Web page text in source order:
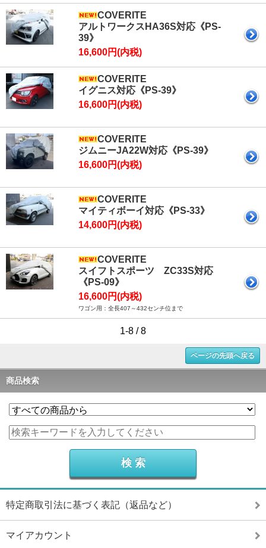
COVERITE
アルトワークスHA36S対応《PS-
39》
16,600円(内税)
COVERITE
イグニス対応《PS-39》
16,600円(内税)
COVERITE
ジムニーJA22W対応《PS-39》
16,600円(内税)
COVERITE
マイティボーイ対応《PS-33》
14,600円(内税)
COVERITE
スイフトスポーツ ZC33S対応
《PS-09》
16,600円(内税)
ワゴン用：全長407～432センチ位まで
1-8 / 8
ページの先頭へ戻る
商品検索
特定商取引法に基づく表記（返品など）
マイアカウント